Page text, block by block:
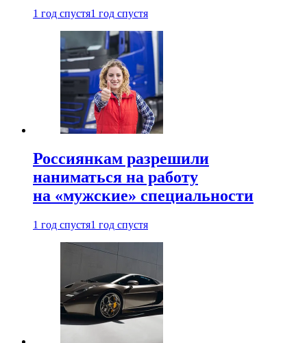
1 год спустя1 год спустя
Россиянкам разрешили
наниматься на работу
на «мужские» специальности
1 год спустя1 год спустя